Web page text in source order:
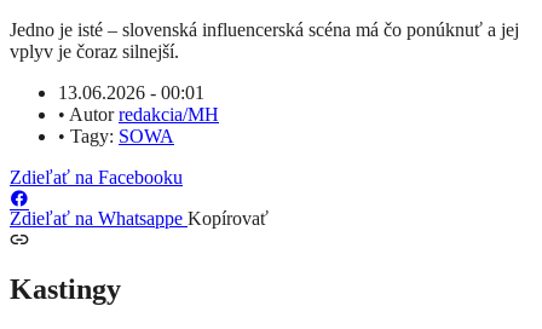
Jedno je isté – slovenská influencerská scéna má čo ponúknuť a jej
vplyv je čoraz silnejší.
13.06.2026 - 00:01
• Autorredakcia/MH
• Tagy: SOWA
Zdieľať na Facebooku
Zdieľať na Whatsappe Kopírovať
Kastingy